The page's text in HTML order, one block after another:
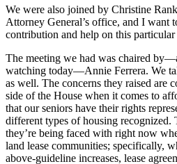
We were also joined by Christine
Attorney General’s office, and I want
contribution and help on this particular
The meeting we had was chaired
watching today—Annie Ferrera. We
as well. The concerns they raised are
side of the House when it comes to
that our seniors have their rights
different types of housing recognized.
they’re being faced with right now
land lease communities; specifically,
above-guideline increases, lease